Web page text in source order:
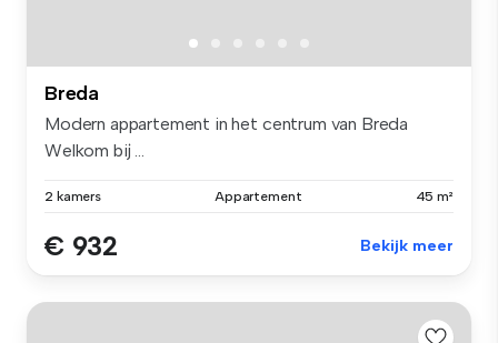
Breda
Modern appartement in het centrum van Breda
Welkom bij ...
2 kamers Appartement 45 m²
€ 932 Bekijk meer